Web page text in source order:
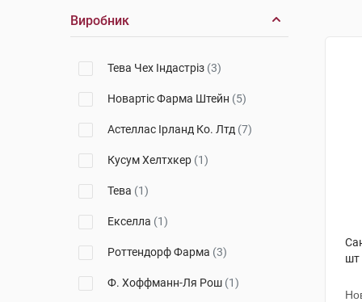
Виробник
Тева Чех Індастріз (3)
Новартіс Фарма Штейн (5)
Астеллас Ірланд Ко. Лтд (7)
Кусум Хелтхкер (1)
Тева (1)
Екселла (1)
Роттендорф Фарма (3)
Ф. Хоффманн-Ля Рош (1)
шт